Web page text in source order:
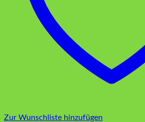
Zur Wunschliste hinzufügen